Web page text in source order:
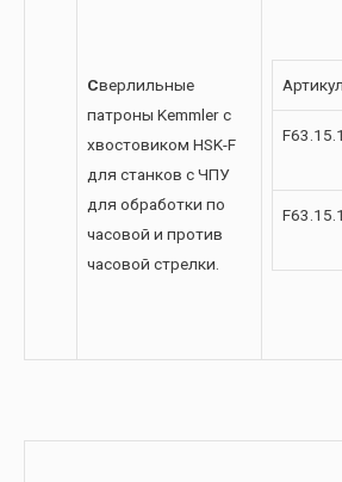
Сверлильные
патроны Kemmler с
хвостовиком HSK-F
для станков с ЧПУ
для обработки по
часовой и против
часовой стрелки.
Артикул